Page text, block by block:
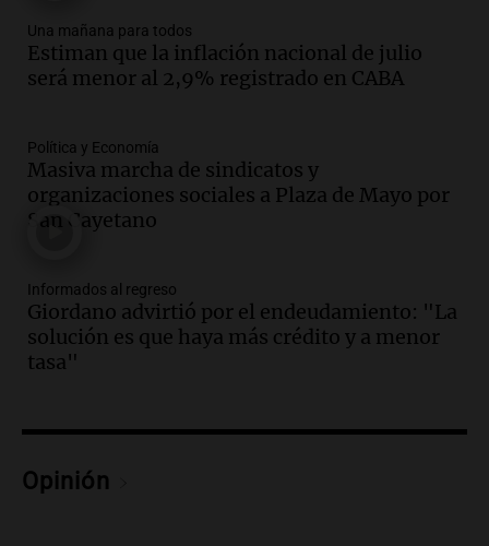
Audio.El orgullo y el sueño argentino de
Jorge Messi en una entrevista con Rony
Vargas en 2007
Audio.El abuelo de Agostina Vega, tras
las nuevas detenciones: "En esa casa
todos tenían algo que ver"
Audio.Una nutricionista derribó el mito
del desayuno ideal: qué alimentos
conviene priorizar
Una mañana para todos
Estiman que la inflación nacional de julio
será menor al 2,9% registrado en CABA
Política y Economía
Masiva marcha de sindicatos y
organizaciones sociales a Plaza de Mayo por
San Cayetano
Informados al regreso
Giordano advirtió por el endeudamiento: "La
solución es que haya más crédito y a menor
tasa"
Opinión